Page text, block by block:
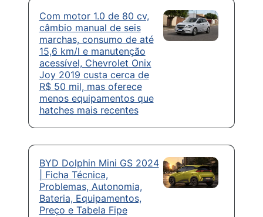
Com motor 1.0 de 80 cv,
câmbio manual de seis
marchas, consumo de até
15,6 km/l e manutenção
acessível, Chevrolet Onix
Joy 2019 custa cerca de
R$ 50 mil, mas oferece
menos equipamentos que
hatches mais recentes
BYD Dolphin Mini GS 2024
| Ficha Técnica,
Problemas, Autonomia,
Bateria, Equipamentos,
Preço e Tabela Fipe